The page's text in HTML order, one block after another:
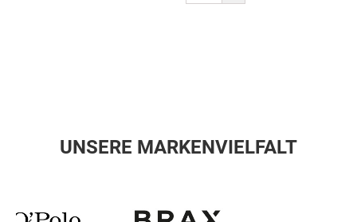
UNSERE MARKENVIELFALT